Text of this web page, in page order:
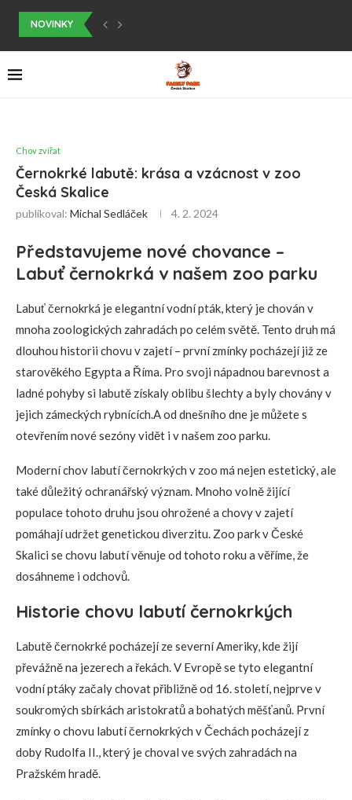
NOVINKY
ČESKOSKALICKÝ DĚTSKÝ DEN
NABÍZÍME ZAPŮJČENÍ COOL KOSTÝMŮ
ZAHÁJILI JSME PRODEJ ZÁŽITKOVÝCH CERTIFIKÁTŮ
VÁNOČNÍ JARMARK VE FAMILY PARKU
ČESKOSKALICKÝ DĚTSKÝ DEN
VELIKONOČNÍ JARMARK
MĚNÍME SE NA FAMILYPARK
HEJTMAN KRÁLOVEHRADECKÉHO KRAJE POKŘTIL NAŠE SERVALY
SOUTĚŽ PRO DĚTI O CENY
Chov zvířat
Černokrké labutě: krása a vzácnost v zoo
Česká Skalice
publikoval: Michal Sedláček 4. 2. 2024
Představujeme nové chovance –
Labuť černokrká v našem zoo parku
Labuť černokrká je elegantní vodní pták, který je chován v
mnoha zoologických zahradách po celém světě. Tento druh má
dlouhou historii chovu v zajetí – první zmínky pocházejí již ze
starověkého Egypta a Říma. Pro svoji nápadnou barevnost a
ladné pohyby si labutě získaly oblibu šlechty a byly chovány v
jejich zámeckých rybnících.A od dnešního dne je můžete s
otevřením nové sezóny vidět i v našem zoo parku.
Moderní chov labutí černokrkých v zoo má nejen estetický, ale
také důležitý ochranářský význam. Mnoho volně žijící
populace tohoto druhu jsou ohrožené a chovy v zajetí
pomáhají udržet genetickou diverzitu. Zoo park v České
Skalici se chovu labutí věnuje od tohoto roku a věříme, že
dosáhneme i odchovů.
Historie chovu labutí černokrkých
Labutě černokrké pocházejí ze severní Ameriky, kde žijí
převážně na jezerech a řekách. V Evropě se tyto elegantní
vodní ptáky začaly chovat přibližně od 16. století, nejprve v
soukromých sbírkách aristokratů a bohatých měšťanů. První
zmínky o chovu labutí černokrkých v Čechách pocházejí z
doby Rudolfa II., který je choval ve svých zahradách na
Pražském hradě.